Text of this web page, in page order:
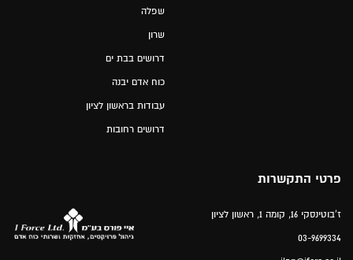
שפלה
שרון
דרושים בבת ים
כוח אדם יבנה
עבודות בראשון לציון
דרושים רחובות
פרטי התקשרות
ז'בוטינסקי 16, קומה 1, ראשון לציון
03-9699334